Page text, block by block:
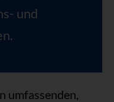
und
umfassenden,